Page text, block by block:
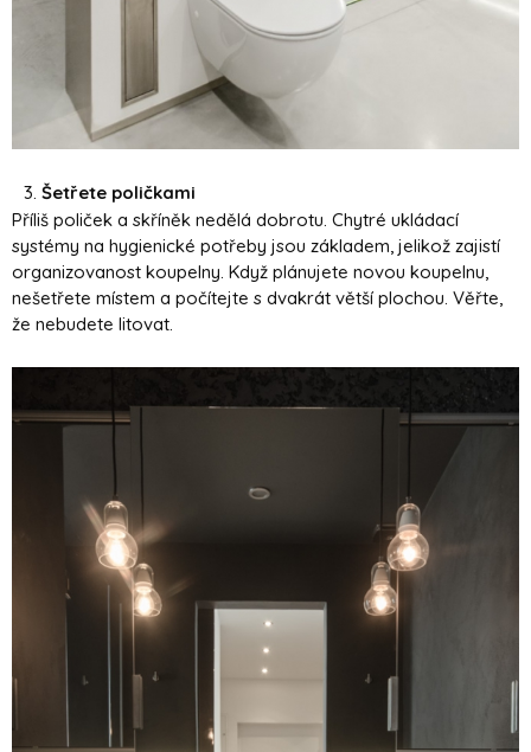
Šetřete poličkami
Příliš poliček a skříněk nedělá dobrotu. Chytré ukládací
systémy na hygienické potřeby jsou základem, jelikož zajistí
organizovanost koupelny. Když plánujete novou koupelnu,
nešetřete místem a počítejte s dvakrát větší plochou. Věřte,
že nebudete litovat.